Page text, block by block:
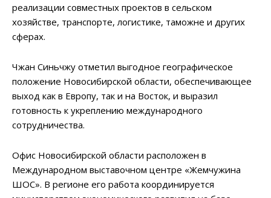
реализации совместных проектов в сельском
хозяйстве, транспорте, логистике, таможне и других
сферах.
Чжан Синьчжу отметил выгодное географическое
положение Новосибирской области, обеспечивающее
выход как в Европу, так и на Восток, и выразил
готовность к укреплению международного
сотрудничества.
Офис Новосибирской области расположен в
Международном выставочном центре «Жемчужина
ШОС». В регионе его работа координируется